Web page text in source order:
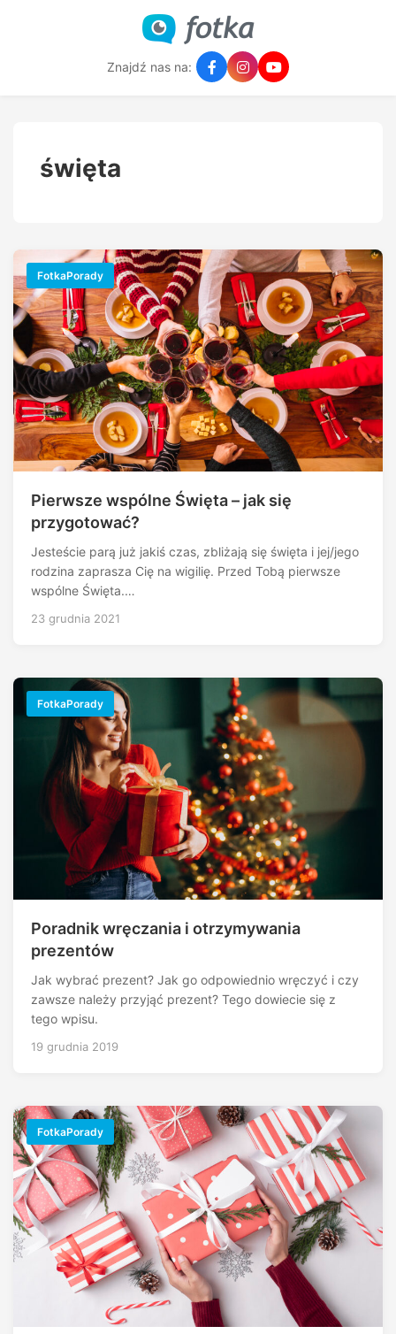
Znajdź nas na:
święta
FotkaPorady
Pierwsze wspólne Święta – jak się
przygotować?
Jesteście parą już jakiś czas, zbliżają się święta i jej/jego
rodzina zaprasza Cię na wigilię. Przed Tobą pierwsze
wspólne Święta.…
23 grudnia 2021
FotkaPorady
Poradnik wręczania i otrzymywania
prezentów
Jak wybrać prezent? Jak go odpowiednio wręczyć i czy
zawsze należy przyjąć prezent? Tego dowiecie się z
tego wpisu.
19 grudnia 2019
FotkaPorady